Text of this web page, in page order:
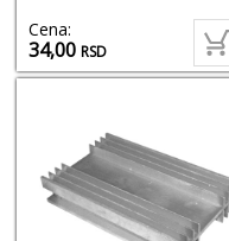
Cena:
34,00RSD